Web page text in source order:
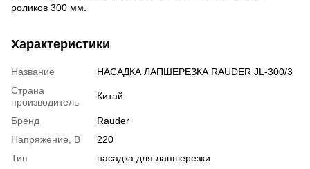
роликов 300 мм.
Характеристики
Название
НАСАДКА ЛАПШЕРЕЗКА RAUDER JL-300/3
Страна
производитель
Китай
Бренд
Rauder
Напряжение, В
220
Тип
насадка для лапшерезки